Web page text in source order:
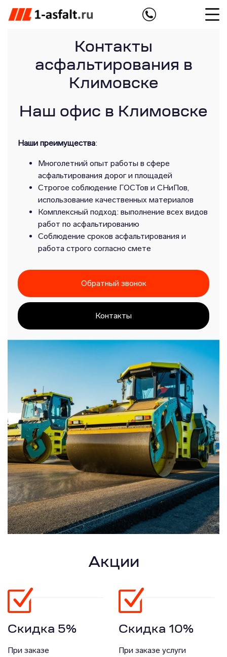
Контакты
асфальтирования в
Климовске
Наш офис в Климовске
Наши преимущества:
Многолетний опыт работы в сфере
асфальтирования дорог и площадей
Строгое соблюдение ГОСТов и СНиПов,
использование качественных материалов
Комплексный подход: выполнение всех видов
работ по асфальтированию
Соблюдение сроков асфальтирования и
работа строго согласно смете
Обратный звонок
Контакты
Акции
Скидка 5%
При заказе
Скидка 10%
При заказе услуги